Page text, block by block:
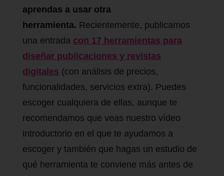
aprendas a usar otra
herramienta. Recientemente, publicamos
una entrada con 17 herramientas para
diseñar publicaciones y revistas
digitales (con análisis de precios,
funcionalidades, servicios extra). Puedes
escoger cualquiera de ellas, aunque te
recomendamos que veas nuestro vídeo
introductorio en el que te ayudamos a
escoger y también que hagas un estudio de
qué herramienta te conviene más antes de